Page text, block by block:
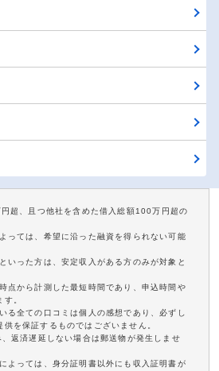
超、且つ他社を含めた借入総額100万円超の
っては、希望に沿った融資を得られない可能
いった方は、安定収入がある方のみが対象と
点から計測した最短時間であり、申込時間や
。
る全ての口コミは個人の感想であり、必ずし
を保証するものではございません。
返済遅延しない場合は郵送物が発生しませ
よっては、身分証明書以外にも収入証明書が